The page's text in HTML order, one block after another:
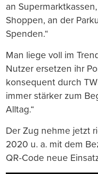
an
Shoppen, an der
Spenden.“
Man liege voll im
Nutzer ersetzen ihr
konsequent durch
immer stärker zum
Alltag.“
Der Zug nehme jetzt
2020 u. a. mit dem
QR-Code neue